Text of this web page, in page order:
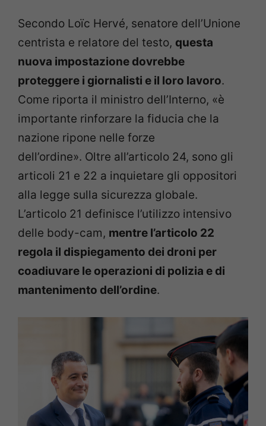
Secondo Loïc Hervé, senatore dell’Unione
centrista e relatore del testo, questa
nuova impostazione dovrebbe
proteggere i giornalisti e il loro lavoro.
Come riporta il ministro dell’Interno, «è
importante rinforzare la fiducia che la
nazione ripone nelle forze
dell’ordine». Oltre all’articolo 24, sono gli
articoli 21 e 22 a inquietare gli oppositori
alla legge sulla sicurezza globale.
L’articolo 21 definisce l’utilizzo intensivo
delle body-cam, mentre l’articolo 22
regola il dispiegamento dei droni per
coadiuvare le operazioni di polizia e di
mantenimento dell’ordine.